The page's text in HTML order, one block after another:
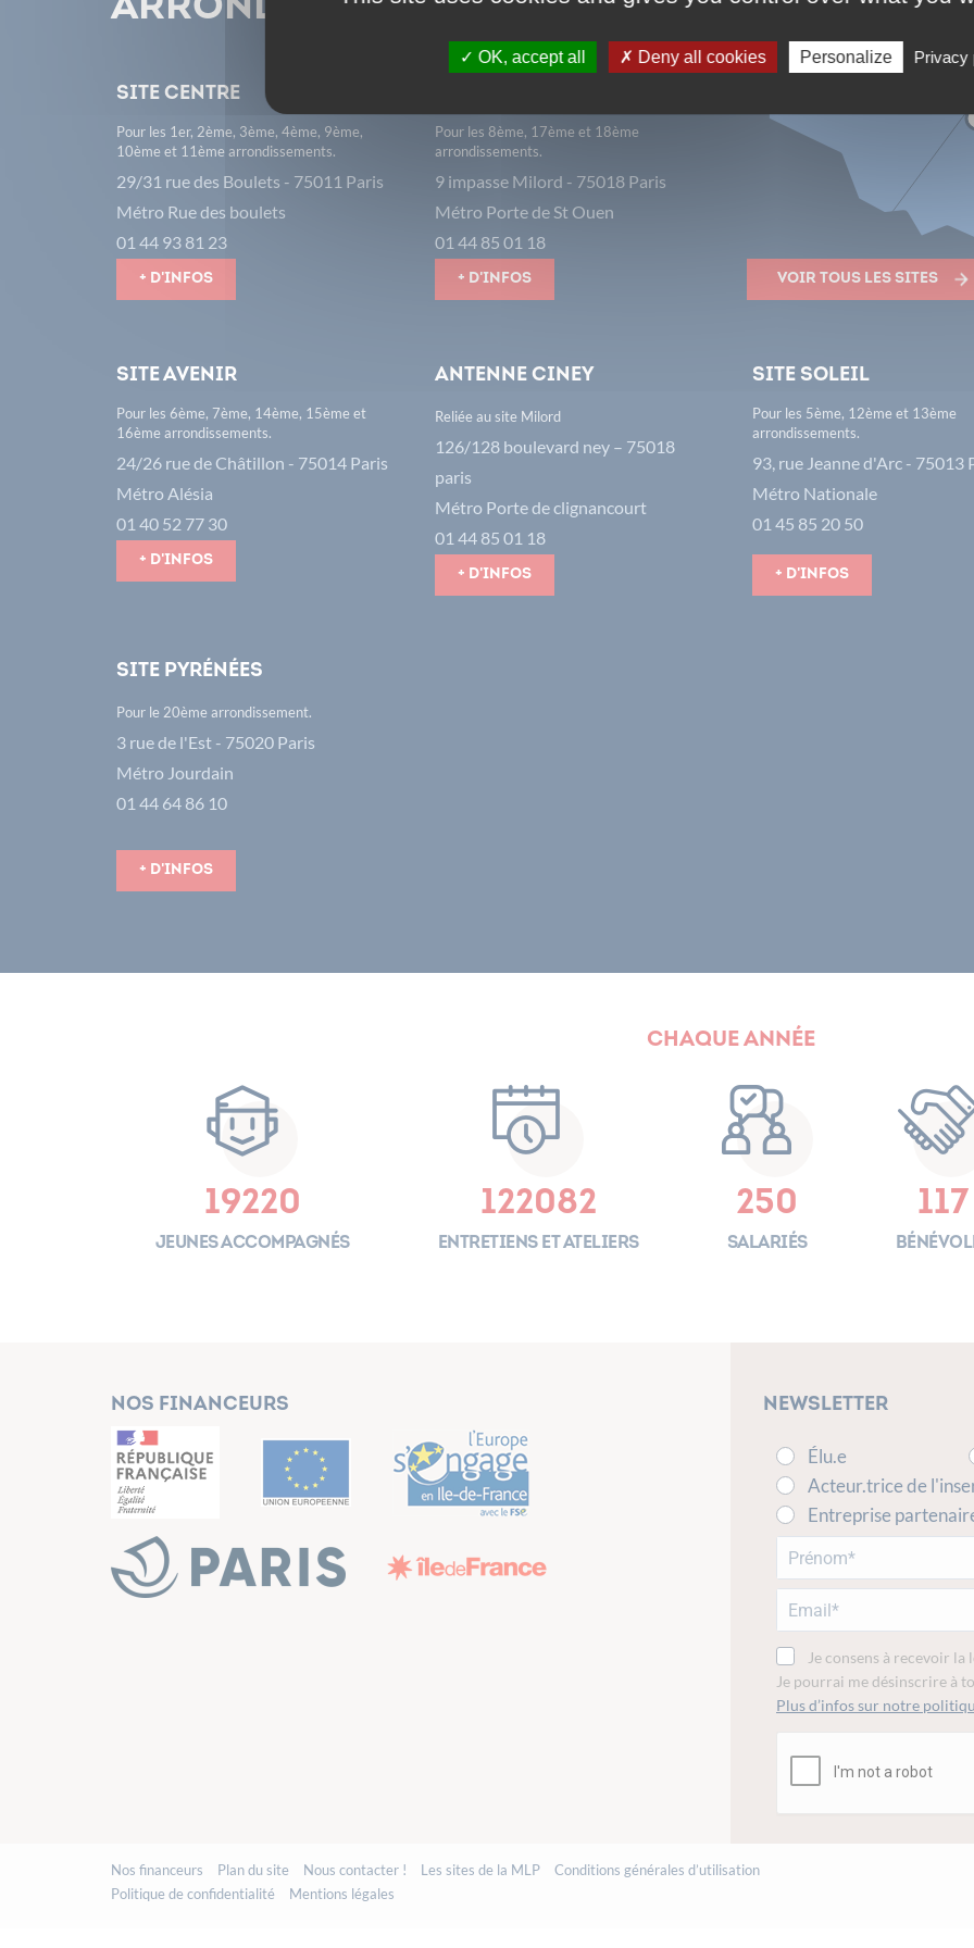
arrondissement
Site Centre
Pour les 1er, 2ème, 3ème, 4ème, 9ème,
10ème et 11ème arrondissements.
29/31 rue des Boulets - 75011 Paris
Métro Rue des boulets
01 44 93 81 23
+ d'infos
Pour les 8ème, 17ème et 18ème
arrondissements.
9 impasse Milord - 75018 Paris
Métro Porte de St Ouen
01 44 85 01 18
+ d'infos
16
Voir tous les sites
Site avenir
Pour les 6ème, 7ème, 14ème, 15ème et
16ème arrondissements.
24/26 rue de Châtillon - 75014 Paris
Métro Alésia
01 40 52 77 30
+ d'infos
Antenne CiNey
Reliée au site Milord
126/128 boulevard ney – 75018
paris
Métro Porte de clignancourt
01 44 85 01 18
+ d'infos
Site Soleil
Pour les 5ème, 12ème et 13ème
arrondissements.
93, rue Jeanne d'Arc - 75013
Métro Nationale
01 45 85 20 50
+ d'infos
Site Pyrénées
Pour le 20ème arrondissement.
3 rue de l'Est - 75020 Paris
Métro Jourdain
01 44 64 86 10
+ d'infos
Chaque année
19220
Jeunes accompagnés
122082
Entretiens et ateliers
250
Salariés
117
Nos financeurs Newsletter
Élu.e
Acteur.trice de
Entreprise
Je consens à recevoir
Je pourrai me désinscrire à
Plus d’infos sur notre
Nos financeurs Plan du site Nous contacter ! Les sites de la MLP
Conditions générales d’utilisation
Politique de confidentialité
Mentions légales
OK, accept all Deny all cookies Personalize Privacy